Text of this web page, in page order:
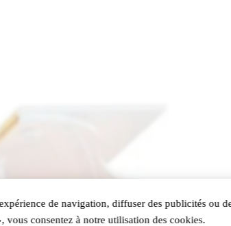
de navigation, diffuser des publicités ou
vous consentez à notre utilisation des cookies.